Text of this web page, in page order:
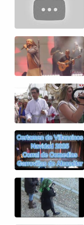
Modo oscuro